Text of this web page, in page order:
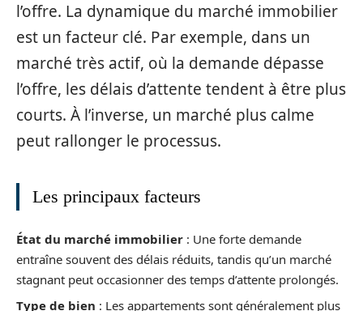
l’offre. La dynamique du marché immobilier
est un facteur clé. Par exemple, dans un
marché très actif, où la demande dépasse
l’offre, les délais d’attente tendent à être plus
courts. À l’inverse, un marché plus calme
peut rallonger le processus.
Les principaux facteurs
État du marché immobilier : Une forte demande
entraîne souvent des délais réduits, tandis qu’un marché
stagnant peut occasionner des temps d’attente prolongés.
Type de bien : Les appartements sont généralement plus